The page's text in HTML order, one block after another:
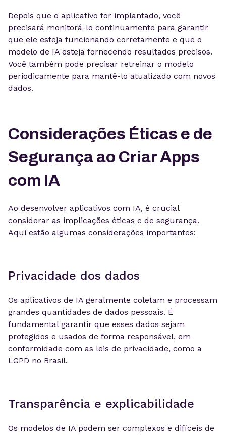
Depois que o aplicativo for implantado, você
precisará monitorá-lo continuamente para garantir
que ele esteja funcionando corretamente e que o
modelo de IA esteja fornecendo resultados precisos.
Você também pode precisar retreinar o modelo
periodicamente para mantê-lo atualizado com novos
dados.
Considerações Éticas e de
Segurança ao Criar Apps
com IA
Ao desenvolver aplicativos com IA, é crucial
considerar as implicações éticas e de segurança.
Aqui estão algumas considerações importantes:
Privacidade dos dados
Os aplicativos de IA geralmente coletam e processam
grandes quantidades de dados pessoais. É
fundamental garantir que esses dados sejam
protegidos e usados de forma responsável, em
conformidade com as leis de privacidade, como a
LGPD no Brasil.
Transparência e explicabilidade
Os modelos de IA podem ser complexos e difíceis de